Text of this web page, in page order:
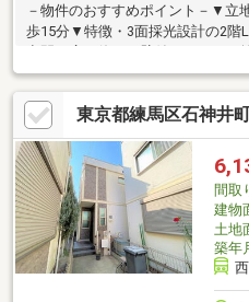
－物件のおすすめポイント－▼立
歩15分▼特徴・3面採光設計の2階
空間を広く使える壁付キッチン、
納・窓付で多用途に活用可能・2
って使用できる設計・駐車スペ
浄水器・1616サイズの浴室▼周辺
3丁目店 徒歩9分(約650m)・練馬
410m)■ ご希望の住まい探しを
物件の詳細・ご相談はお気軽にお
東京都練馬区石神井
間取
建物
土地
築年